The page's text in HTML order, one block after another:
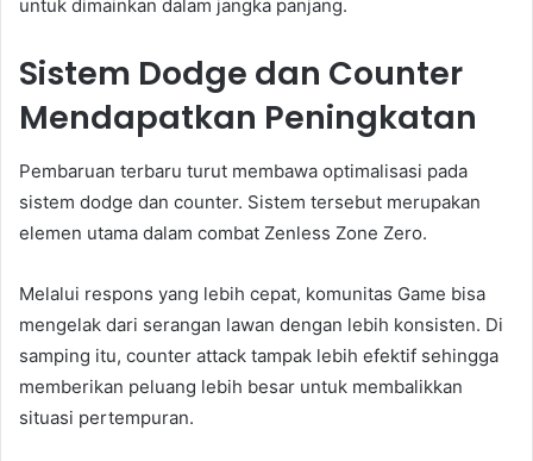
untuk dimainkan dalam jangka panjang.
Sistem Dodge dan Counter
Mendapatkan Peningkatan
Pembaruan terbaru turut membawa optimalisasi pada
sistem dodge dan counter. Sistem tersebut merupakan
elemen utama dalam combat Zenless Zone Zero.
Melalui respons yang lebih cepat, komunitas Game bisa
mengelak dari serangan lawan dengan lebih konsisten. Di
samping itu, counter attack tampak lebih efektif sehingga
memberikan peluang lebih besar untuk membalikkan
situasi pertempuran.